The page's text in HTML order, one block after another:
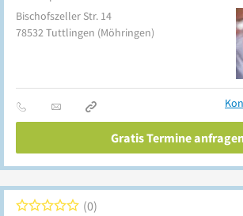
Bischofszeller Str. 14
78532Tuttlingen (Möhringen)
Gratis Termine
0